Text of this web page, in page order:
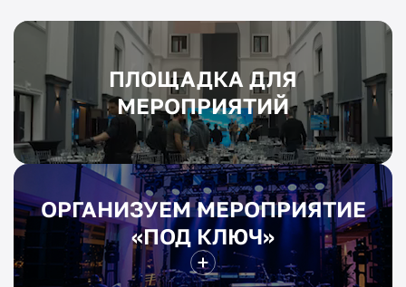
ПЛОЩАДКА ДЛЯ
МЕРОПРИЯТИЙ
ОРГАНИЗУЕМ МЕРОПРИЯТИЕ
«ПОД КЛЮЧ»